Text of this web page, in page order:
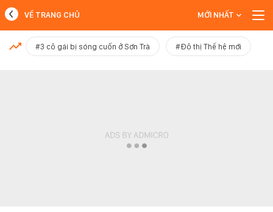
MỚI NHẤT
VỀ TRANG CHỦ MỚI NHẤT
#3 cô gái bị sóng cuốn ở Sơn Trà #Đô thị Thế hệ mới